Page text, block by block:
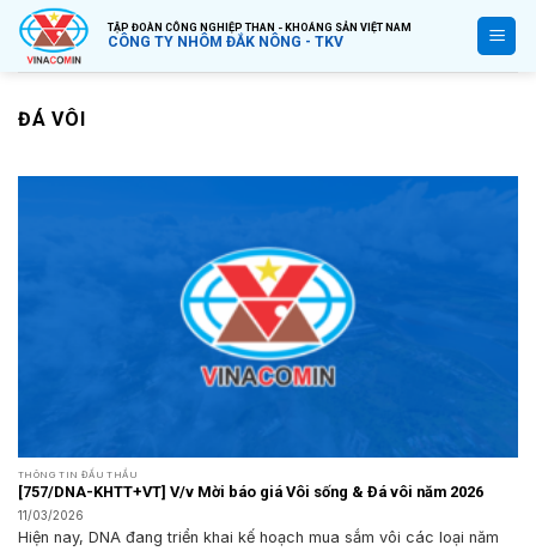
Bỏ
qua
nội
dung
TẬP ĐOÀN CÔNG NGHIỆP THAN - KHOÁNG SẢN VIỆT NAM
CÔNG TY NHÔM ĐẮK NÔNG - TKV
ĐÁ VÔI
THÔNG TIN ĐẤU THẦU
[757/DNA-KHTT+VT] V/v Mời báo giá Vôi sống & Đá vôi năm 2026
11/03/2026
Hiện nay, DNA đang triển khai kế hoạch mua sắm vôi các loại năm